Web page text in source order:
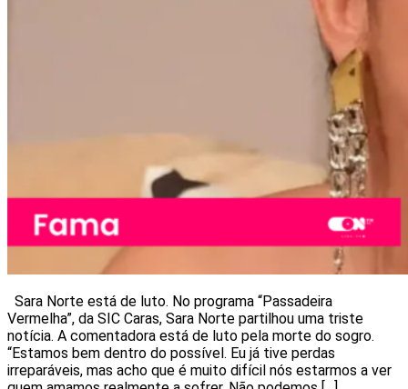
Sara Norte está de luto. No programa “Passadeira
Vermelha”, da SIC Caras, Sara Norte partilhou uma triste
notícia. A comentadora está de luto pela morte do sogro.
“Estamos bem dentro do possível. Eu já tive perdas
irreparáveis, mas acho que é muito difícil nós estarmos a ver